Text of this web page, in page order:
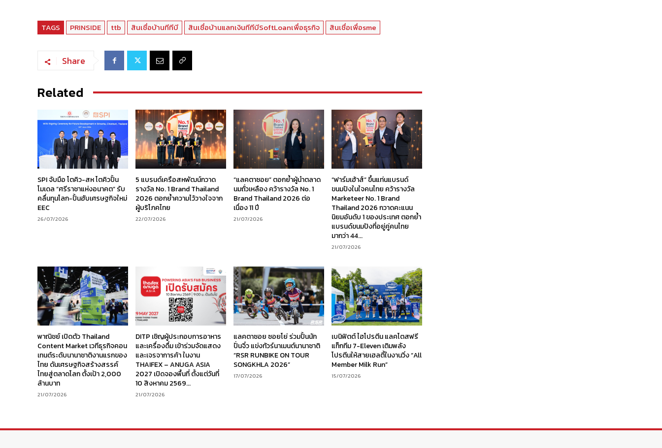
TAGS PRINSIDE ttb สินเชื่อบ้านทีทีบี สินเชื่อบ้านแลกเงินทีทีบีSoftLoanเพื่อธุรกิจ สินเชื่อเพื่อsme
Share
Related
SPI จับมือ โตคิว-สห โตคิวปั้น
โมเดล “ศรีราชาแห่งอนาคต” รับ
คลื่นทุนโลก-ปั้นฮับเศรษฐกิจใหม่
EEC
26/07/2026
5 แบรนด์เครือสหพัฒน์กวาด
รางวัล No. 1 Brand Thailand
2026 ตอกย้ำความไว้วางใจจาก
ผู้บริโภคไทย
22/07/2026
“แลคตาซอย” ตอกย้ำผู้นำตลาด
นมถั่วเหลือง คว้ารางวัล No. 1
Brand Thailand 2026 ต่อ
เนื่อง 11 ปี
21/07/2026
“ฟาร์มเฮ้าส์” ขึ้นแท่นแบรนด์
ขนมปังในใจคนไทย คว้ารางวัล
Marketeer No. 1 Brand
Thailand 2026 กวาดคะแนน
นิยมอันดับ 1 ของประเทศ ตอกย้ำ
แบรนด์ขนมปังที่อยู่คู่คนไทย
มากว่า 44...
21/07/2026
พาณิชย์ เปิดตัว Thailand
Content Market เวทีธุรกิจคอน
เทนต์ระดับนานาชาติงานแรกของ
ไทย ดันเศรษฐกิจสร้างสรรค์
ไทยสู่ตลาดโลก ตั้งเป้า 2,000
ล้านบาท
21/07/2026
DITP เชิญผู้ประกอบการอาหาร
และเครื่องดื่ม เข้าร่วมจัดแสดง
และเจรจาการค้า ในงาน
THAIFEX – ANUGA ASIA
2027 เปิดจองพื้นที่ ตั้งแต่วันที่
10 สิงหาคม 2569...
21/07/2026
แลคตาซอย ซอยโย่ ร่วมปั้นนัก
ปั่นจิ๋ว แข่งทัวร์นาเมนต์นานาชาติ
“RSR RUNBIKE ON TOUR
SONGKHLA 2026”
17/07/2026
เบนิฟิตต์ ไฮโปรตีน แลคโตสฟรี
แท็กทีม 7-Eleven เติมพลัง
โปรตีนให้สายเฮลตี้ในงานวิ่ง “All
Member Milk Run”
15/07/2026